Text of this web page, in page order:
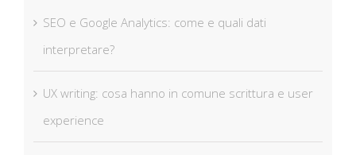
SEO e Google Analytics: come e quali dati
interpretare?
UX writing: cosa hanno in comune scrittura e user
experience